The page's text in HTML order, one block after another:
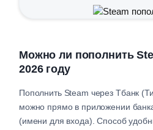
Можно ли пополнить
2026 году
Пополнить Steam через Тбанк
можно прямо в приложении
(имени для входа). Способ